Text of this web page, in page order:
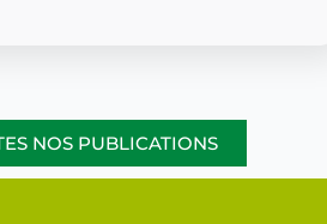
NOS PUBLICATIONS